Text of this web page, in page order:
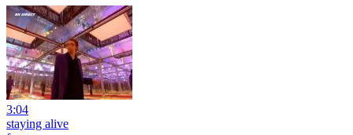
3:04
staying alive